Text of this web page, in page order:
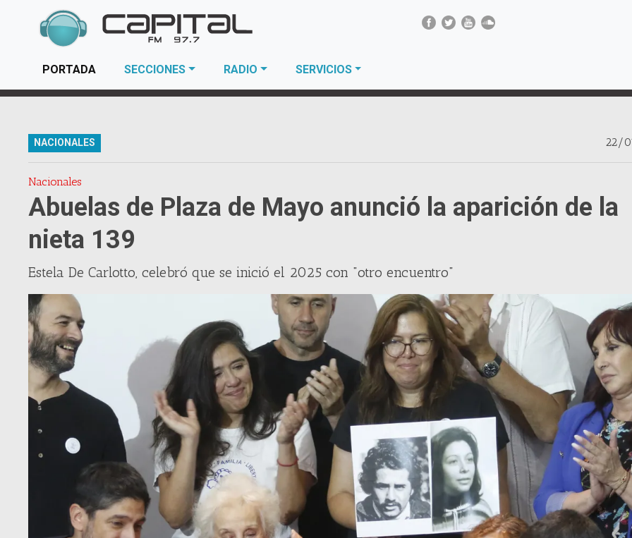
PORTADA(current)SECCIONES RADIO SERVICIOS
22/
NACIONALES
Nacionales
Abuelas de Plaza de Mayo anunció la aparición de la
nieta 139
Estela De Carlotto, celebró que se inició el 2025 con "otro encuentro"